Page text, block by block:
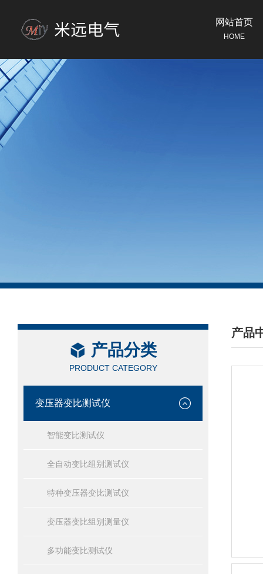
网站首页
HOME
产品分类
PRODUCT CATEGORY
变压器变比测试仪
智能变比测试仪
全自动变比组别测试仪
特种变压器变比测试仪
变压器变比组别测量仪
多功能变比测试仪
产品
/